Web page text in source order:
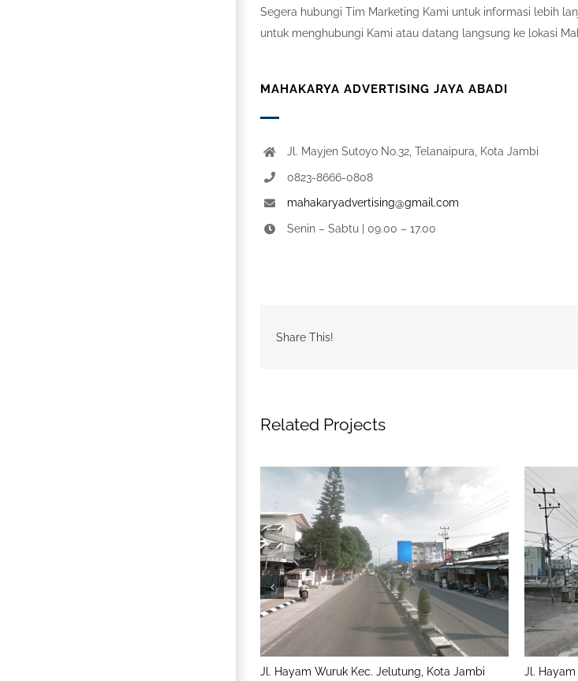
Segera hubungi Tim Marketing Kami untuk informasi lebih
untuk menghubungi Kami atau datang langsung ke lokasi
MAHAKARYA ADVERTISING JAYA ABADI
Jl. Mayjen Sutoyo No.32, Telanaipura, Kota Jambi
0823-8666-0808
mahakaryadvertising@gmail.com
Senin – Sabtu | 09.00 – 17.00
Share This!
Related Projects
Jl. Hayam Wuruk Kec. Jelutung, Kota Jambi Jl.